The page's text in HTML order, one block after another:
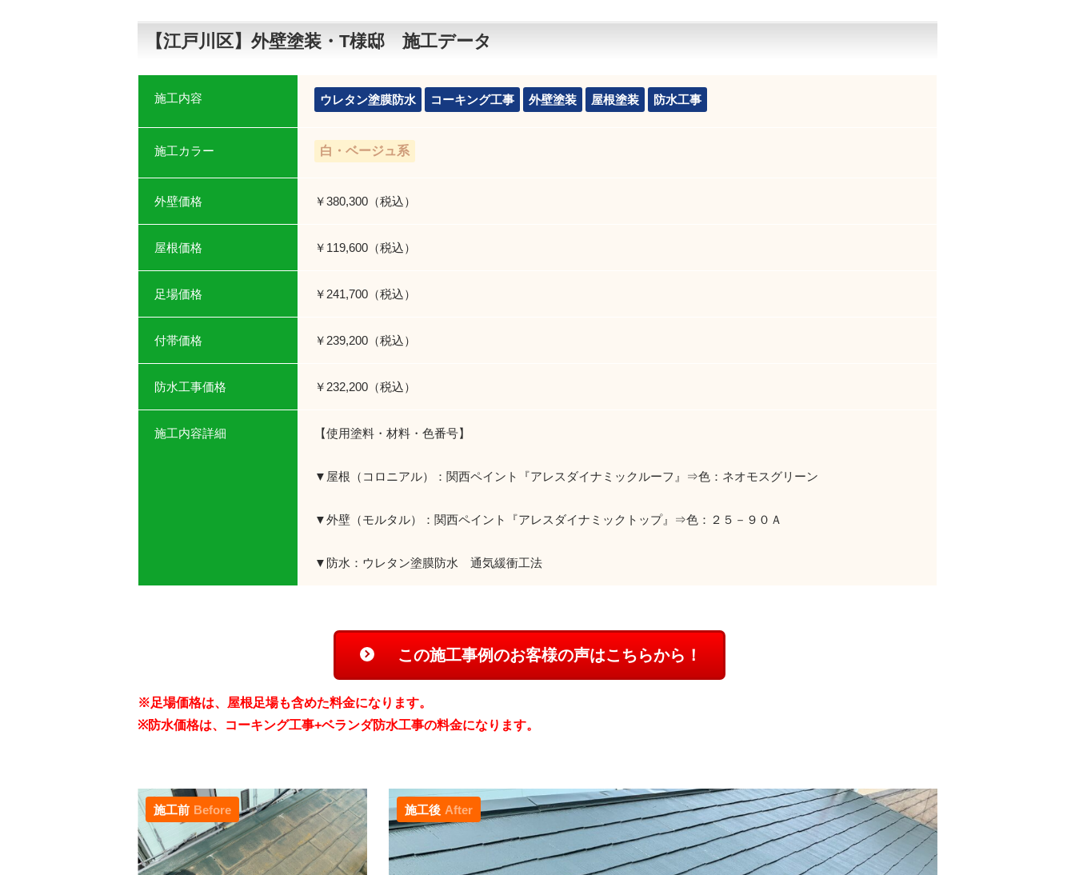
【江戸川区】外壁塗装・T様邸 施工データ
施工内容 ウレタン塗膜防水 コーキング工事 外壁塗装 屋根塗装 防水工事
施工カラー 白・ベージュ系
外壁価格 ￥380,300（税込）
屋根価格 ￥119,600（税込）
足場価格 ￥241,700（税込）
付帯価格 ￥239,200（税込）
防水工事価格 ￥232,200（税込）
施工内容詳細 【使用塗料・材料・色番号】
▼屋根（コロニアル）：関西ペイント『アレスダイナミックルーフ』⇒色：ネオモスグリーン
▼外壁（モルタル）：関西ペイント『アレスダイナミックトップ』⇒色：２５－９０Ａ
▼防水：ウレタン塗膜防水 通気緩衝工法
この施工事例のお客様の声はこちらから！
※足場価格は、屋根足場も含めた料金になります。
※防水価格は、コーキング工事+ベランダ防水工事の料金になります。
施工前 Before 施工後 After